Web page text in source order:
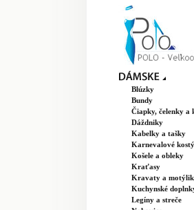
Blúzky
Bundy
Čiapky, čelenky a
Dáždniky
Kabelky a tašky
Karnevalové
Košele a obleky
Kraťasy
Kravaty a
Kuchynské
Legíny a streče